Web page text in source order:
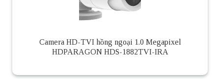
Camera HD-TVI hồng ngoại 1.0 Megapixel
HDPARAGON HDS-1882TVI-IRA